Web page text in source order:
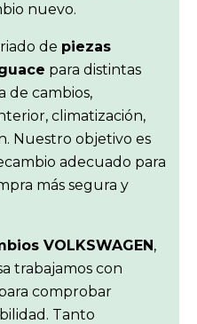
nuevo.
de piezas
para distintas
de cambios,
climatización,
Nuestro objetivo es
adecuado para
más segura y
VOLKSWAGEN,
trabajamos con
comprobar
Tanto